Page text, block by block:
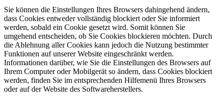
Sie können die Einstellungen Ihres Browsers dahingehend ändern,
dass Cookies entweder vollständig blockiert oder Sie informiert
werden, sobald ein Cookie gesetzt wird. Somit können Sie
umgehend entscheiden, ob Sie Cookies blockieren möchten. Durch
die Ablehnung aller Cookies kann jedoch die Nutzung bestimmter
Funktionen auf unserer Website eingeschränkt werden.
Informationen darüber, wie Sie die Einstellungen des Browsers auf
Ihrem Computer oder Mobilgerät so ändern, dass Cookies blockiert
werden, finden Sie im entsprechenden Hilfemenü Ihres Browsers
oder auf der Website des Softwareherstellers.